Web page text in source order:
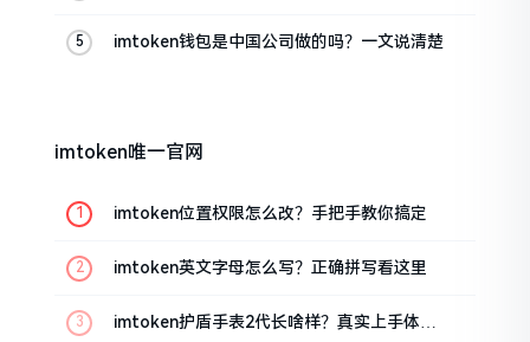
imtoken钱包是中国公司做的吗？一文说清楚
imtoken唯一官网
imtoken位置权限怎么改？手把手教你搞定
imtoken英文字母怎么写？正确拼写看这里
imtoken护盾手表2代长啥样？真实上手体验